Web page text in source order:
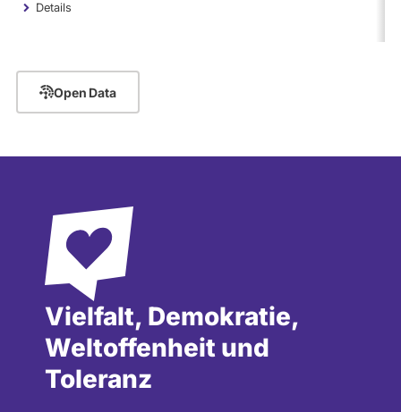
Details
Open Data
Vielfalt, Demokratie,
Weltoffenheit und
Toleranz